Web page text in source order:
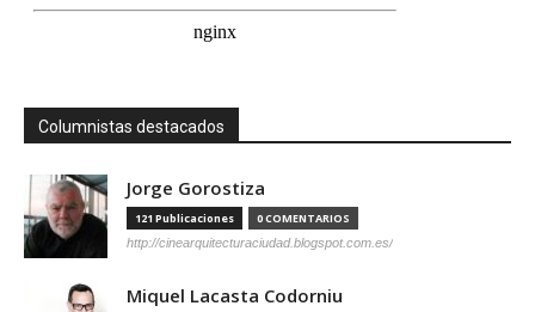
Columnistas destacados
Jorge Gorostiza
121 Publicaciones 0 COMENTARIOS
http://cinearquitecturaciudad.blogspot.com.es/
Miquel Lacasta Codorniu